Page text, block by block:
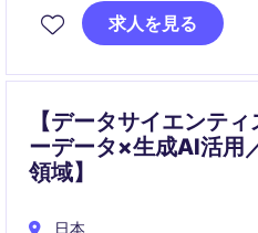
技術・ビジネス・組織の3
ロダクトの競争力向上と事
求人を見る
【データサイエンテ
ーデータ×生成AI活用
領域】
日本